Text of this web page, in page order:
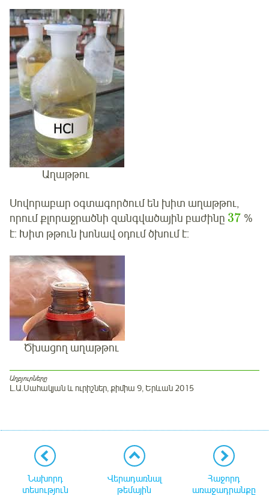
Աղաթթու
Սովորաբար օգտագործում են խիտ աղաթթու,
որում քլորաջրածնի զանգվածային բաժինը 37 %
է: Խիտ թթուն խոնավ օդում ծխում է:
Ծխացող աղաթթու
Աղբյուրները
Լ.Ա.Սահակյան և ուրիշներ, քիմիա 9, Երևան 2015
Նախորդ
տեսություն
Վերադառնալ
թեմային
Հաջորդ
առաջադրանքը